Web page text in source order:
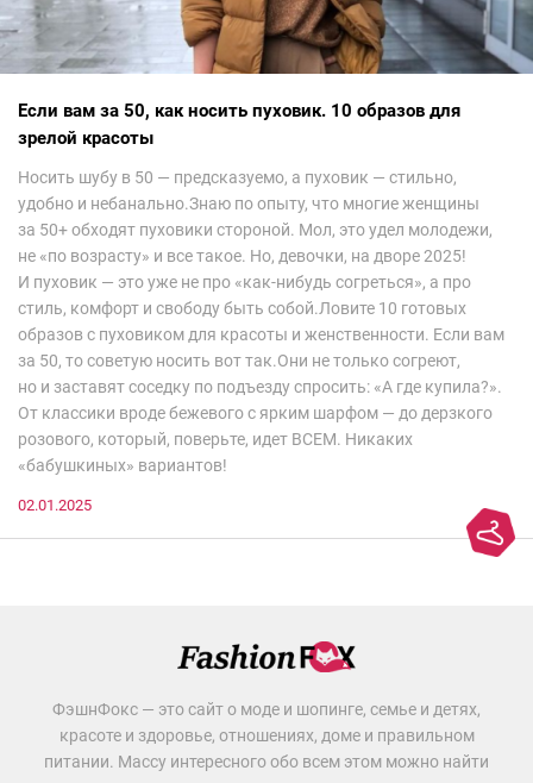
Если вам за 50, как носить пуховик. 10 образов для
зрелой красоты
Носить шубу в 50 — предсказуемо, а пуховик — стильно,
удобно и небанально.Знаю по опыту, что многие женщины
за 50+ обходят пуховики стороной. Мол, это удел молодежи,
не «по возрасту» и все такое. Но, девочки, на дворе 2025!
И пуховик — это уже не про «как-нибудь согреться», а про
стиль, комфорт и свободу быть собой.Ловите 10 готовых
образов с пуховиком для красоты и женственности. Если вам
за 50, то советую носить вот так.Они не только согреют,
но и заставят соседку по подъезду спросить: «А где купила?».
От классики вроде бежевого с ярким шарфом — до дерзкого
розового, который, поверьте, идет ВСЕМ. Никаких
«бабушкиных» вариантов!
02.01.2025
ФэшнФокс — это сайт о моде и шопинге, семье и детях,
красоте и здоровье, отношениях, доме и правильном
питании. Массу интересного обо всем этом можно найти